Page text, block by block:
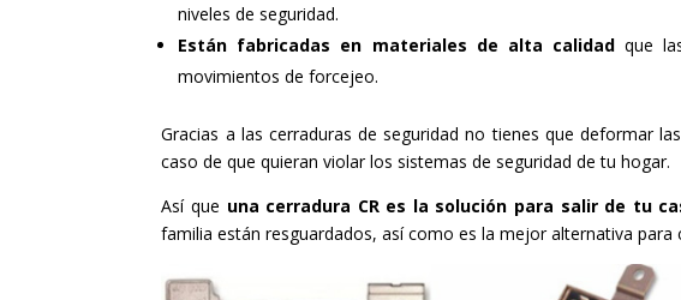
niveles de seguridad.
Están fabricadas en materiales de alta calidadque
movimientos de forcejeo.
Gracias a las cerraduras de seguridad no tienes que deformar
caso de que quieran violar los sistemas de seguridad de tu hogar.
Así que una cerradura CR es la solución para salir de tu
familia están resguardados, así como es la mejor alternativa para